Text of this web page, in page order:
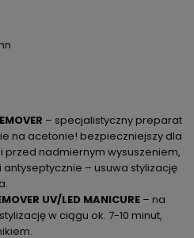
– specjalistyczny preparat
na acetonie! bezpieczniejszy dla
przed nadmiernym wysuszeniem,
antyseptycznie – usuwa stylizację
UV/LED MANICURE – na
w ciągu ok. 7-10 minut,